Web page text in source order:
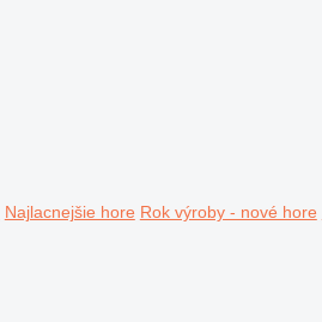
Najlacnejšie hore Rok výroby - nové hore